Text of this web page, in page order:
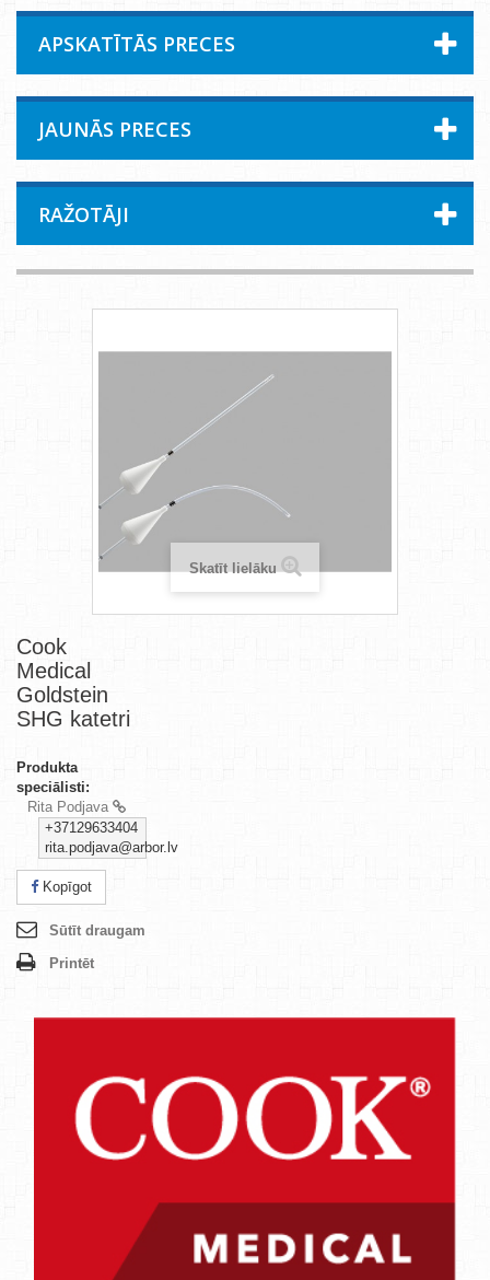
APSKATĪTĀS PRECES
JAUNĀS PRECES
RAŽOTĀJI
Skatīt lielāku
Cook
Medical
Goldstein
SHG katetri
Produkta
speciālisti:
Rita Podjava
+37129633404
rita.podjava@arbor.lv
Kopīgot
Sūtīt draugam
Printēt